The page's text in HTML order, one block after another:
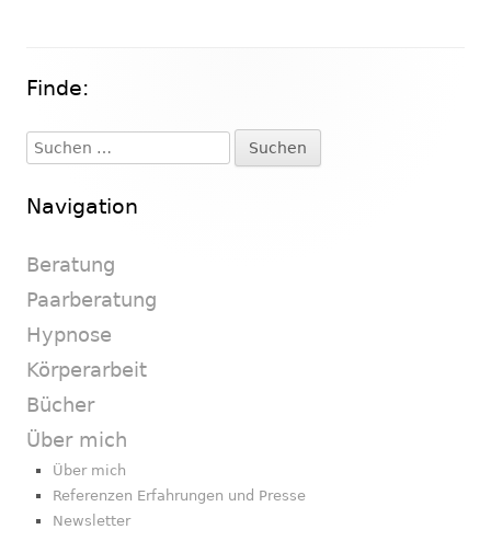
Haupt-
Seitenleiste
Finde:
Suchen
nach:
Navigation
Beratung
Paarberatung
Hypnose
Körperarbeit
Bücher
Über mich
Über mich
Referenzen Erfahrungen und Presse
Newsletter